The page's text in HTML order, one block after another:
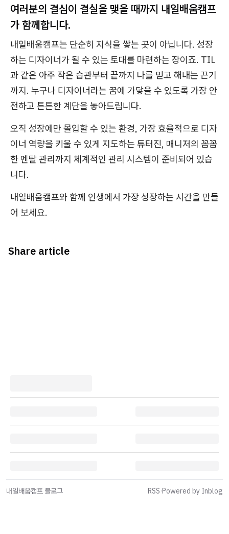
여러분의 결심이 결실을 맺을 때까지 내일배움캠프
가 함께합니다.
내일배움캠프는 단순히 지식을 쌓는 곳이 아닙니다. 성장
하는 디자이너가 될 수 있는 토대를 마련하는 장이죠. TIL
과 같은 아주 작은 습관부터 끝까지 나를 믿고 해내는 끈기
까지. 누구나 디자이너라는 꿈에 가닿을 수 있도록 가장 안
전하고 튼튼한 계단을 놓아드립니다.
오직 성장에만 몰입할 수 있는 환경, 가장 효율적으로 디자
이너 역량을 키울 수 있게 지도하는 튜터진, 매니저의 꼼꼼
한 멘탈 관리까지 체계적인 관리 시스템이 준비되어 있습
니다.
내일배움캠프와 함께 인생에서 가장 성장하는 시간을 만들
어 보세요.
Share article
내일배움캠프 블로그 RSS·Powered by Inblog